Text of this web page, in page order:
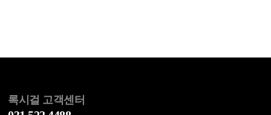
록시걸 고객센터